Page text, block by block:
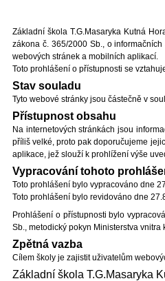
Základní škola T.G.Masaryka Kutná
zákona č. 365/2000 Sb., o
webových stránek a mobilních aplikací.
Toto prohlášení o přístupnosti se
Stav souladu
Tyto webové stránky jsou částečně v
Přístupnost obsahu
Na internetových stránkách jsou
příliš velké, proto pak doporučujeme
aplikace, jež slouží k prohlížení výše
Vypracování tohoto
Toto prohlášení bylo vypracováno dne
Toto prohlášení bylo revidováno dne
Prohlášení o přístupnosti bylo
Sb., metodický pokyn Ministerstva
Zpětná vazba
Cílem školy je zajistit uživatelům
Základní škola T.G.Masaryka